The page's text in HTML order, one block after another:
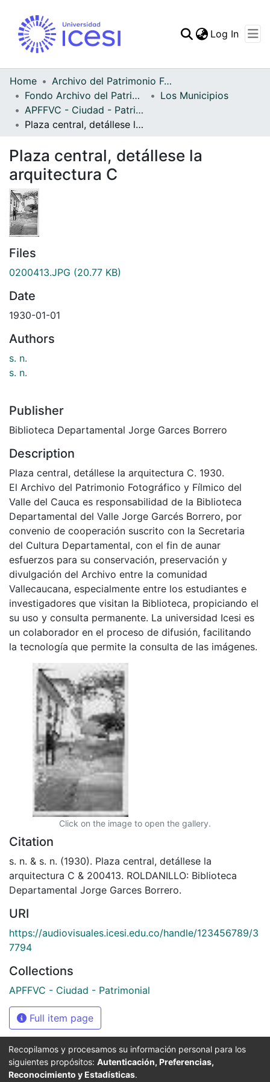
Statistics
Log In
Home
Archivo del Patrimonio Fotográfico y Fílmico del Valle del Cauca
Fondo Archivo del Patrimonio Fotográfico y Fílmico del Valle del Cauca
Los Municipios
APFFVC - Ciudad - Patrimonial
Plaza central, detállese la arquitectura C
Plaza central, detállese la
arquitectura C
Files
0200413.JPG (20.77 KB)
Date
1930-01-01
Authors
s. n.
s. n.
Publisher
Biblioteca Departamental Jorge Garces Borrero
Description
Plaza central, detállese la arquitectura C. 1930.
El Archivo del Patrimonio Fotográfico y Fílmico del
Valle del Cauca es responsabilidad de la Biblioteca
Departamental del Valle Jorge Garcés Borrero, por
convenio de cooperación suscrito con la Secretaria
del Cultura Departamental, con el fin de aunar
esfuerzos para su conservación, preservación y
divulgación del Archivo entre la comunidad
Vallecaucana, especialmente entre los estudiantes e
investigadores que visitan la Biblioteca, propiciando el
su uso y consulta permanente. La universidad Icesi es
un colaborador en el proceso de difusión, facilitando
la tecnología que permite la consulta de las imágenes.
Click on the image to open the gallery.
Citation
s. n. & s. n. (1930). Plaza central, detállese la
arquitectura C & 200413. ROLDANILLO: Biblioteca
Departamental Jorge Garces Borrero.
URI
https://audiovisuales.icesi.edu.co/handle/123456789/3
7794
Collections
APFFVC - Ciudad - Patrimonial
Full item page
Recopilamos y procesamos su información personal para los
siguientes propósitos: Autenticación, Preferencias,
Reconocimiento y Estadísticas.